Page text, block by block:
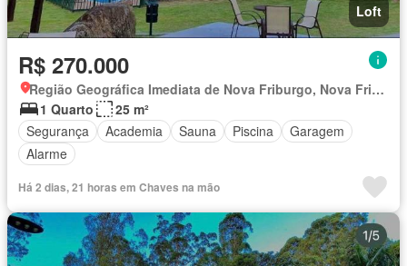
Loft
R$ 270.000
Região Geográfica Imediata de Nova Friburgo, Nova Friburgo
1 Quarto
25 m²
Segurança
Academia Sauna Piscina
Garagem
Alarme
Há 2 dias, 21 horas em Chaves na mão